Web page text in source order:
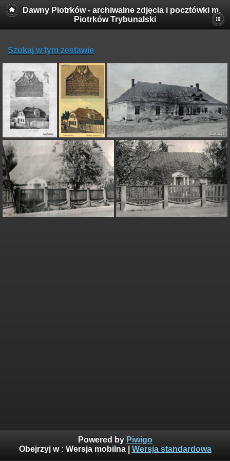
Dawny Piotrków - archiwalne zdjęcia i pocztówki m.
Piotrków Trybunalski
Szukaj w tym zestawie
Powered by Piwigo
Obejrzyj w : Wersja mobilna| Wersja standardowa